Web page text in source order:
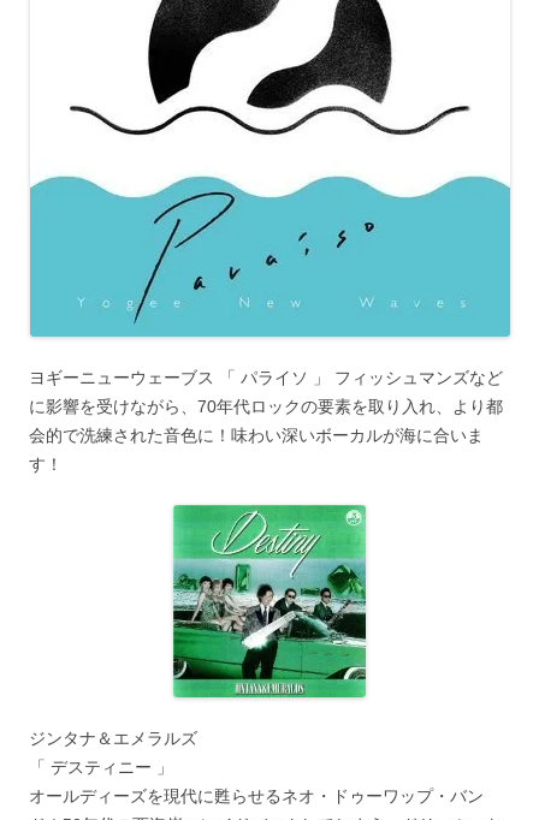
ヨギーニューウェーブス 「 パライソ 」 フィッシュマンズなど
に影響を受けながら、70年代ロックの要素を取り入れ、より都
会的で洗練された音色に！味わい深いボーカルが海に合いま
す！
ジンタナ＆エメラルズ
「 デスティニー 」
オールディーズを現代に甦らせるネオ・ドゥーワップ・バン